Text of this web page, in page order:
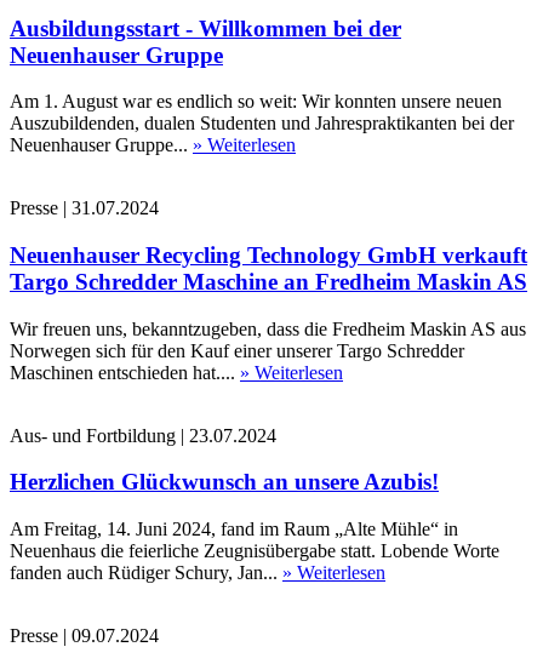
Ausbildungsstart - Willkommen bei der
Neuenhauser Gruppe
Am 1. August war es endlich so weit: Wir konnten unsere neuen
Auszubildenden, dualen Studenten und Jahrespraktikanten bei der
Neuenhauser Gruppe... » Weiterlesen
Presse | 31.07.2024
Neuenhauser Recycling Technology GmbH verkauft
Targo Schredder Maschine an Fredheim Maskin AS
Wir freuen uns, bekanntzugeben, dass die Fredheim Maskin AS aus
Norwegen sich für den Kauf einer unserer Targo Schredder
Maschinen entschieden hat.... » Weiterlesen
Aus- und Fortbildung | 23.07.2024
Herzlichen Glückwunsch an unsere Azubis!
Am Freitag, 14. Juni 2024, fand im Raum „Alte Mühle“ in
Neuenhaus die feierliche Zeugnisübergabe statt. Lobende Worte
fanden auch Rüdiger Schury, Jan... » Weiterlesen
Presse | 09.07.2024